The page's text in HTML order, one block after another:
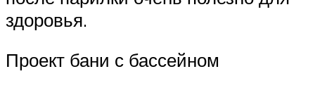
здоровья.
Проект бани с бассейном